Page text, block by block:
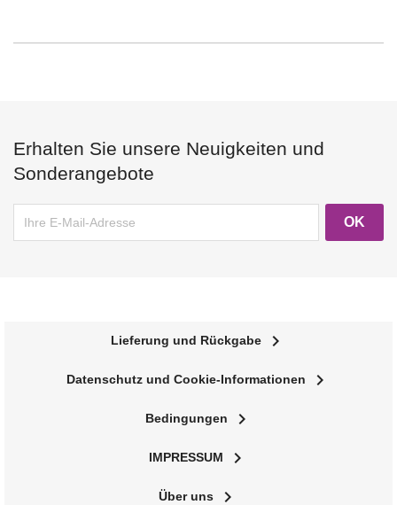
Erhalten Sie unsere Neuigkeiten und
Sonderangebote
Lieferung und Rückgabe navigate_next
Datenschutz und Cookie-Informationen navigate_next
Bedingungen navigate_next
IMPRESSUM navigate_next
Über uns navigate_next